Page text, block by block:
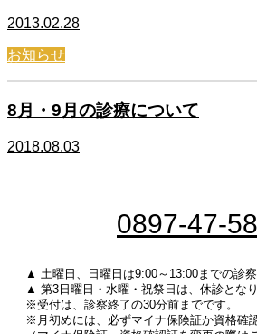
2013.02.28
お知らせ
8月・9月の診療について
2018.08.03
0897-47-
▲ 土曜日、日曜日は9:00～13:00までの診察
▲ 第3日曜日・水曜・祝祭日は、休診となり
※受付は、診察終了の30分前までです。
※月初めには、必ずマイナ保険証か資格確